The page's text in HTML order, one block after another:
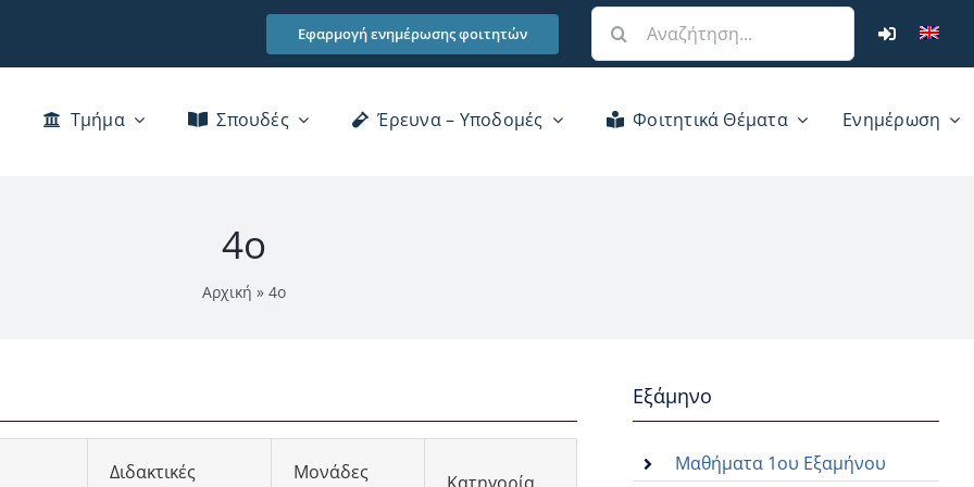
Εφαρμογή ενημέρωσης φοιτητών
Αναζήτηση
για:
Τμήμα
Αξιολόγησης του Προσωπικού του ΠΠΣ
Διατελέσαντα μέλη του Τμήματος
Σπουδές Έρευνα – Υποδομές Φοιτητικά Θέματα Ενημέρωση
4ο
Αρχική » 4ο
Διδακτικές
Μονάδες
Εξάμηνο
Μαθήματα 1ου Εξαμήνου